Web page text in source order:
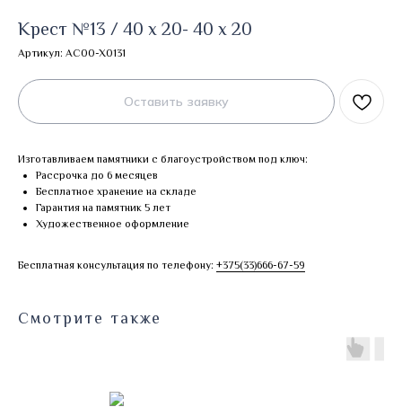
Крест №13 / 40 х 20- 40 х 20
Артикул: AC00-X0131
Оставить заявку
Изготавливаем памятники с благоустройством под ключ:
Рассрочка до 6 месяцев
Бесплатное хранение на складе
Гарантия на памятник 5 лет
Художественное оформление
Бесплатная консультация по телефону: +375(33)666-67-59
Смотрите также